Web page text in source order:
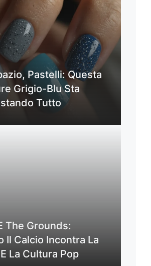
Pastelli: Questa
Grigio-Blu Sta
Tutto
The Grounds:
Il Calcio Incontra La
La Cultura Pop